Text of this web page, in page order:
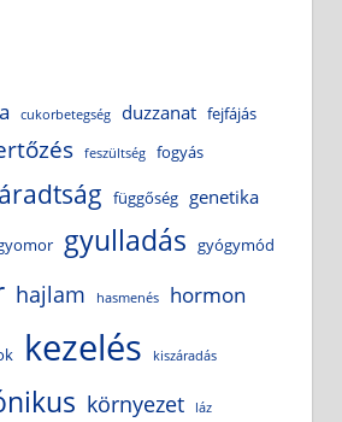
cukorbetegség duzzanat fejfájás
feszültség fogyás
függőség genetika
gyulladás gyógymód
hajlam hasmenés hormon
kezelés kiszáradás
környezet láz